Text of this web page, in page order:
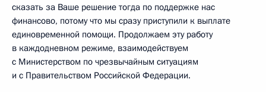
сказать за Ваше решение тогда по поддержке нас
финансово, потому что мы сразу приступили к выплате
единовременной помощи. Продолжаем эту работу
в каждодневном режиме, взаимодействуем
с Министерством по чрезвычайным ситуациям
и с Правительством Российской Федерации.